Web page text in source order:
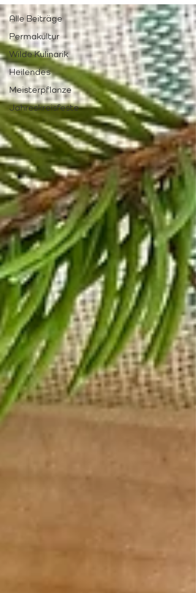
Alle Beiträge
Permakultur
Wilde Kulinarik
Heilendes
Meisterpflanze
Jahreskreisfeste